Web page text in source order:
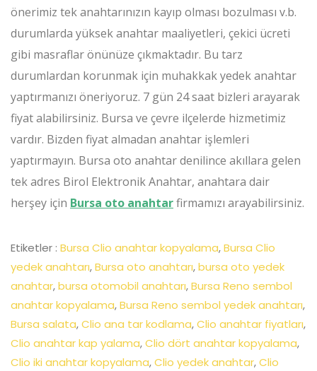
önerimiz tek anahtarınızın kayıp olması bozulması v.b.
durumlarda yüksek anahtar maaliyetleri, çekici ücreti
gibi masraflar önünüze çıkmaktadır. Bu tarz
durumlardan korunmak için muhakkak yedek anahtar
yaptırmanızı öneriyoruz. 7 gün 24 saat bizleri arayarak
fiyat alabilirsiniz. Bursa ve çevre ilçelerde hizmetimiz
vardır. Bizden fiyat almadan anahtar işlemleri
yaptırmayın. Bursa oto anahtar denilince akıllara gelen
tek adres Birol Elektronik Anahtar, anahtara dair
herşey için Bursa oto anahtarfirmamızı arayabilirsiniz.
Etiketler : Bursa Clio anahtar kopyalama,Bursa Clio
yedek anahtarı,Bursa oto anahtarı,bursa oto yedek
anahtar,bursa otomobil anahtarı,Bursa Reno sembol
anahtar kopyalama,Bursa Reno sembol yedek anahtarı,
Bursa salata,Clio ana tar kodlama,Clio anahtar fiyatları,
Clio anahtar kap yalama,Clio dört anahtar kopyalama,
Clio iki anahtar kopyalama,Clio yedek anahtar,Clio